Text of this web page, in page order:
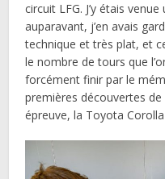
circuit LFG. J’y étais
auparavant, j’en avais
technique et très plat, et
le nombre de tours que
forcément finir par le
premières découvertes
épreuve, la Toyota Corolla